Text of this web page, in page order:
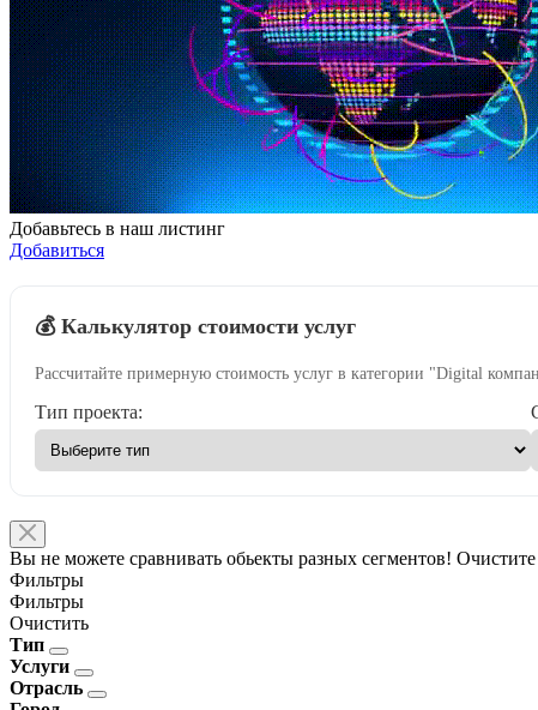
Добавьтесь в наш листинг
Добавиться
💰 Калькулятор стоимости услуг
Рассчитайте примерную стоимость услуг в категории "Digital
Тип проекта:
Вы не можете сравнивать обьекты разных сегментов!
Фильтры
Фильтры
Очистить
Тип
Услуги
Отрасль